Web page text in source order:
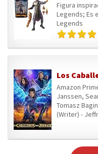
Figura
Legends; Es
Legends
Los
Amazon
Janssen,
Tomasz
(Writer) -